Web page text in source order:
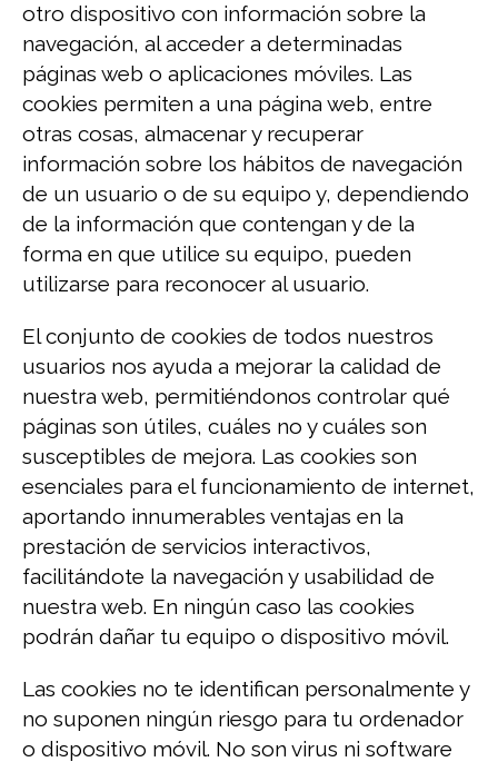
otro dispositivo con información sobre la
navegación, al acceder a determinadas
páginas web o aplicaciones móviles. Las
cookies permiten a una página web, entre
otras cosas, almacenar y recuperar
información sobre los hábitos de navegación
de un usuario o de su equipo y, dependiendo
de la información que contengan y de la
forma en que utilice su equipo, pueden
utilizarse para reconocer al usuario.
El conjunto de cookies de todos nuestros
usuarios nos ayuda a mejorar la calidad de
nuestra web, permitiéndonos controlar qué
páginas son útiles, cuáles no y cuáles son
susceptibles de mejora. Las cookies son
esenciales para el funcionamiento de internet,
aportando innumerables ventajas en la
prestación de servicios interactivos,
facilitándote la navegación y usabilidad de
nuestra web. En ningún caso las cookies
podrán dañar tu equipo o dispositivo móvil.
Las cookies no te identifican personalmente y
no suponen ningún riesgo para tu ordenador
o dispositivo móvil. No son virus ni software